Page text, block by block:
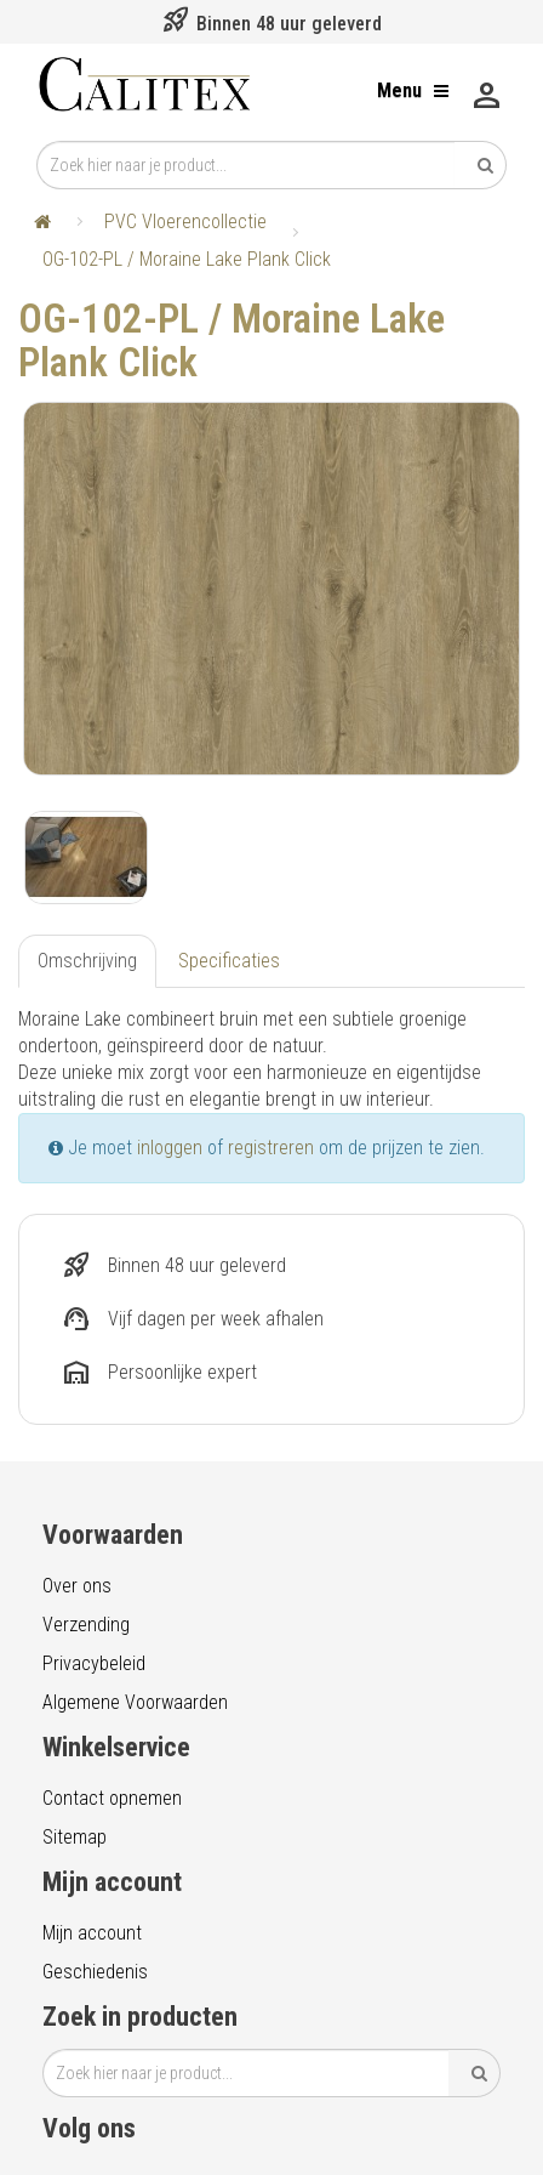
rocket_launch Binnen 48 uur geleverd
Menu person
PVC Vloerencollectie
OG-102-PL / Moraine Lake Plank Click
OG-102-PL / Moraine Lake
Plank Click
Omschrijving Specificaties
Moraine Lake combineert bruin met een subtiele groenige
ondertoon, geïnspireerd door de natuur.
Deze unieke mix zorgt voor een harmonieuze en eigentijdse
uitstraling die rust en elegantie brengt in uw interieur.
Je moet inloggen of registreren om de prijzen te zien.
rocket_launch Binnen 48 uur geleverd
support_agent Vijf dagen per week afhalen
warehouse Persoonlijke expert
Voorwaarden
Over ons
Verzending
Privacybeleid
Algemene Voorwaarden
Winkelservice
Contact opnemen
Sitemap
Mijn account
Mijn account
Geschiedenis
Zoek in producten
Volg ons